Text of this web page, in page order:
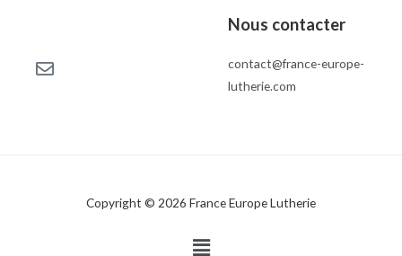
Nous contacter
contact@france-europe-
lutherie.com
Copyright © 2026 France Europe Lutherie
Menu